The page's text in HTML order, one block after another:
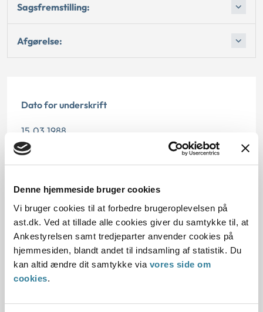
Denne hjemmeside bruger cookies
Vi bruger cookies til at forbedre brugeroplevelsen på
ast.dk. Ved at tillade alle cookies giver du samtykke til, at
Ankestyrelsen samt tredjeparter anvender cookies på
hjemmesiden, blandt andet til indsamling af statistik. Du
kan altid ændre dit samtykke via vores side om
cookies.
Sagsfremstilling:
Afgørelse:
Dato for underskrift
15.03.1988
Offentliggørelsesdato
Paragraf
§ 58
Journalnummer
12623-87